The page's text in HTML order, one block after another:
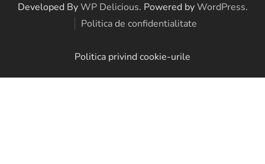
Developed ByWP Delicious. Powered byWordPress.
Politica de confidentialitate
Politica privind cookie-urile